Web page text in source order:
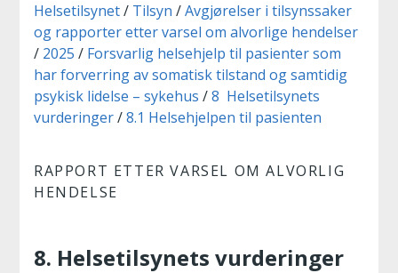
Du er her:
Helsetilsynet Tilsyn
Avgjørelser i tilsynssaker
og rapporter etter varsel om alvorlige hendelser
2025
Forsvarlig helsehjelp til pasienter som
har forverring av somatisk tilstand og samtidig
psykisk lidelse – sykehus
8 Helsetilsynets
vurderinger
8.1 Helsehjelpen til pasienten
RAPPORT ETTER VARSEL OM ALVORLIG
HENDELSE
8. Helsetilsynets vurderinger